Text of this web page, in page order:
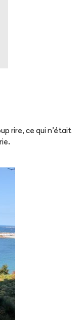
rire, ce qui n'était